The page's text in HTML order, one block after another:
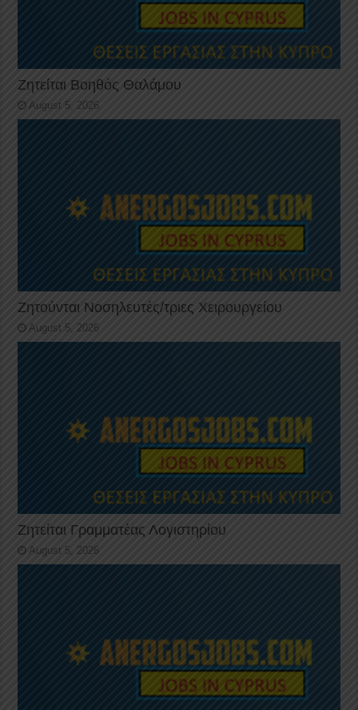
Ζητείται Βοηθός Θαλάμου
August 5, 2026
Ζητούνται Νοσηλευτές/τριες Χειρουργείου
August 5, 2026
Ζητείται Γραμματέας Λογιστηρίου
August 5, 2026